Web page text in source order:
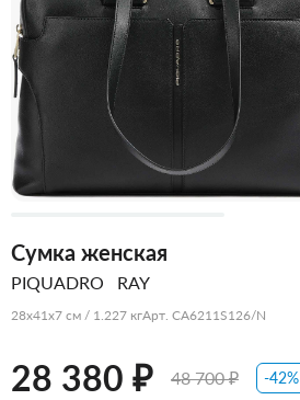
Сумка женская
PIQUADRO RAY
28x41x7 см / 1.227 кгАрт. CA6211S126/N
28 380 ₽ 48 700 ₽ -42%